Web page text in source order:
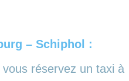
– Schiphol :
réservez un taxi à